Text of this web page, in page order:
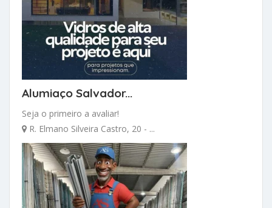
Alumiaço Salvador...
Seja o primeiro a avaliar!
R. Elmano Silveira Castro, 20 - ...